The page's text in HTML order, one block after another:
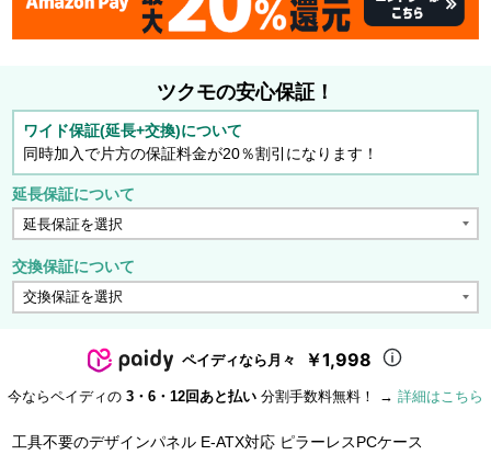
ツクモの安心保証！
ワイド保証(延長+交換)について
同時加入で片方の保証料金が20％割引になります！
延長保証について
交換保証について
ペイディなら月々 ￥1,998
今ならペイディの 3・6・12回あと払い 分割手数料無料！ → 詳細はこちら
工具不要のデザインパネル E-ATX対応 ピラーレスPCケース